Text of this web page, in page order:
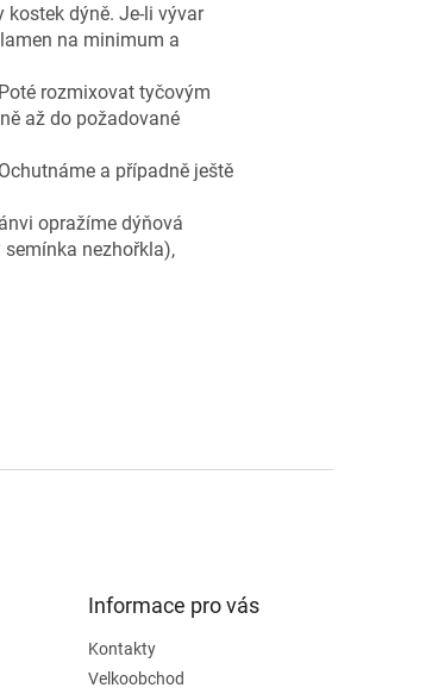
dýně. Je-li vývar
na minimum a
rozmixovat tyčovým
až do požadované
a případně ještě
opražíme dýňová
nezhořkla),
Informace pro vás
Kontakty
Velkoobchod